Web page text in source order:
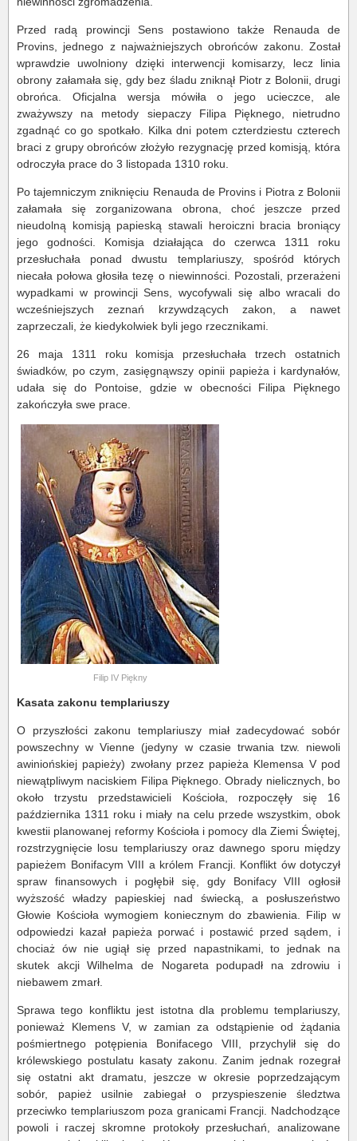
Przed radą prowincji Sens postawiono także Renauda de
Provins, jednego z najważniejszych obrońców zakonu. Został
wprawdzie uwolniony dzięki interwencji komisarzy, lecz linia
obrony załamała się, gdy bez śladu zniknął Piotr z Bolonii, drugi
obrońca. Oficjalna wersja mówiła o jego ucieczce, ale
zważywszy na metody siepaczy Filipa Pięknego, nietrudno
zgadnąć co go spotkało. Kilka dni potem czterdziestu czterech
braci z grupy obrońców złożyło rezygnację przed komisją, która
odroczyła prace do 3 listopada 1310 roku.
Po tajemniczym zniknięciu Renauda de Provins i Piotra z Bolonii
załamała się zorganizowana obrona, choć jeszcze przed
nieudolną komisją papieską stawali heroiczni bracia broniący
jego godności. Komisja działająca do czerwca 1311 roku
przesłuchała ponad dwustu templariuszy, spośród których
niecała połowa głosiła tezę o niewinności. Pozostali, przerażeni
wypadkami w prowincji Sens, wycofywali się albo wracali do
wcześniejszych zeznań krzywdzących zakon, a nawet
zaprzeczali, że kiedykolwiek byli jego rzecznikami.
26 maja 1311 roku komisja przesłuchała trzech ostatnich
świadków, po czym, zasięgnąwszy opinii papieża i kardynałów,
udała się do Pontoise, gdzie w obecności Filipa Pięknego
zakończyła swe prace.
Filip IV Piękny
Kasata zakonu templariuszy
O przyszłości zakonu templariuszy miał zadecydować sobór
powszechny w Vienne (jedyny w czasie trwania tzw. niewoli
awiniońskiej papieży) zwołany przez papieża Klemensa V pod
niewątpliwym naciskiem Filipa Pięknego. Obrady nielicznych, bo
około trzystu przedstawicieli Kościoła, rozpoczęły się 16
października 1311 roku i miały na celu przede wszystkim, obok
kwestii planowanej reformy Kościoła i pomocy dla Ziemi Świętej,
rozstrzygnięcie losu templariuszy oraz dawnego sporu między
papieżem Bonifacym VIII a królem Francji. Konflikt ów dotyczył
spraw finansowych i pogłębił się, gdy Bonifacy VIII ogłosił
wyższość władzy papieskiej nad świecką, a posłuszeństwo
Głowie Kościoła wymogiem koniecznym do zbawienia. Filip w
odpowiedzi kazał papieża porwać i postawić przed sądem, i
chociaż ów nie ugiął się przed napastnikami, to jednak na
skutek akcji Wilhelma de Nogareta podupadł na zdrowiu i
niebawem zmarł.
Sprawa tego konfliktu jest istotna dla problemu templariuszy,
ponieważ Klemens V, w zamian za odstąpienie od żądania
pośmiertnego potępienia Bonifacego VIII, przychylił się do
królewskiego postulatu kasaty zakonu. Zanim jednak rozegrał
się ostatni akt dramatu, jeszcze w okresie poprzedzającym
sobór, papież usilnie zabiegał o przyspieszenie śledztwa
przeciwko templariuszom poza granicami Francji. Nadchodzące
powoli i raczej skromne protokoły przesłuchań, analizowane